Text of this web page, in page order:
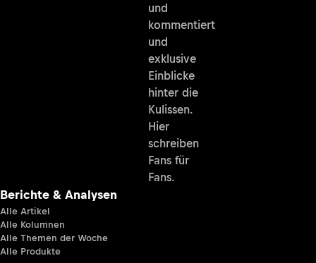
und
kommentiert
und
exklusive
Einblicke
hinter die
Kulissen.
Hier
schreiben
Fans für
Fans.
Berichte & Analysen
Alle Artikel
Alle Kolumnen
Alle Themen der Woche
Alle Produkte